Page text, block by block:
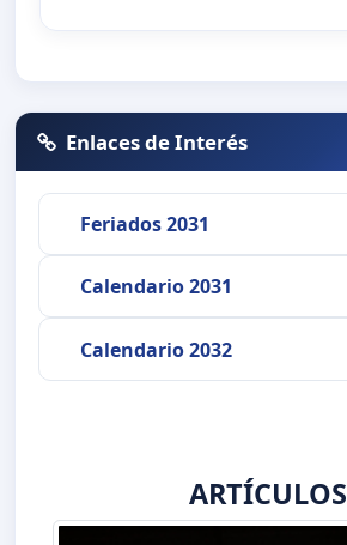
Enlaces de Interés
Feriados 2031
Calendario 2031
Calendario 2032
ARTÍCULOS